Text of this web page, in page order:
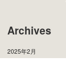
Archives
2025年2月